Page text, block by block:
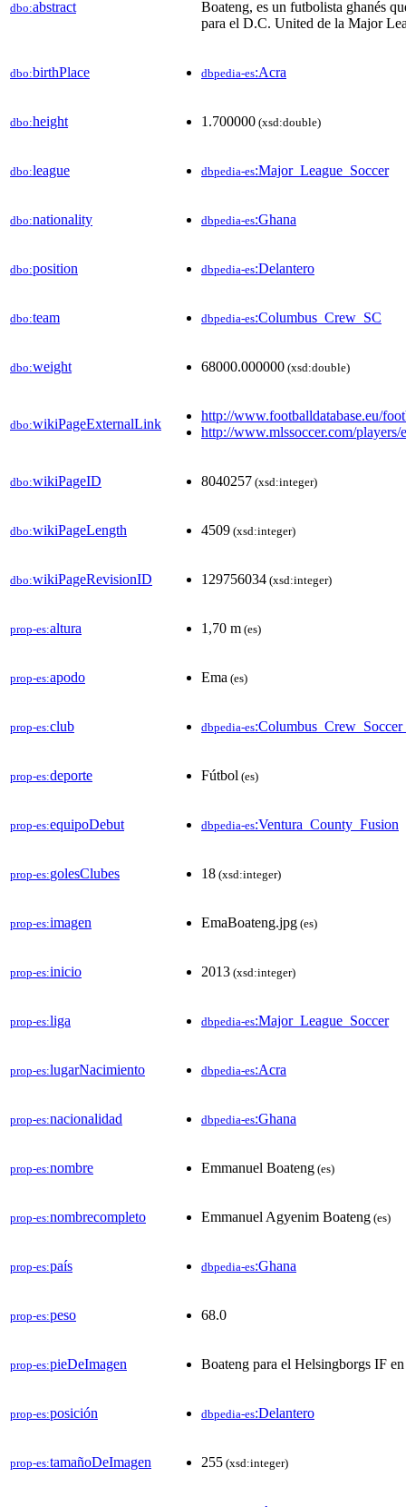
dbo:abstract
Boateng, es un futbolista ghanés
para el D.C. United de la Major
dbo:birthPlace dbpedia-es:Acra
dbo:height 1.700000 (xsd:double)
dbo:league dbpedia-es:Major_League_Soccer
dbo:nationality dbpedia-es:Ghana
dbo:position dbpedia-es:Delantero
dbo:team dbpedia-es:Columbus_Crew_SC
dbo:weight 68000.000000 (xsd:double)
dbo:wikiPageExternalLink
http://www.footballdatabase.eu/
http://www.mlssoccer.com/players/
dbo:wikiPageID 8040257 (xsd:integer)
dbo:wikiPageLength 4509 (xsd:integer)
dbo:wikiPageRevisionID 129756034 (xsd:integer)
prop-es:altura 1,70 m (es)
prop-es:apodo Ema (es)
prop-es:club dbpedia-es
prop-es:deporte Fútbol (es)
prop-es:equipoDebut dbpedia-es:Ventura_County_Fusion
prop-es:golesClubes 18 (xsd:integer)
prop-es:imagen EmaBoateng.jpg (es)
prop-es:inicio 2013 (xsd:integer)
prop-es:liga dbpedia-es:Major_League_Soccer
prop-es:lugarNacimiento dbpedia-es:Acra
prop-es:nacionalidad dbpedia-es:Ghana
prop-es:nombre Emmanuel Boateng (es)
prop-es:nombrecompleto Emmanuel Agyenim Boateng (es)
prop-es:país dbpedia-es:Ghana
prop-es:peso 68.0
prop-es:pieDeImagen Boateng para el Helsingborgs IF
prop-es:posición dbpedia-es:Delantero
prop-es:tamañoDeImagen 255 (xsd:integer)